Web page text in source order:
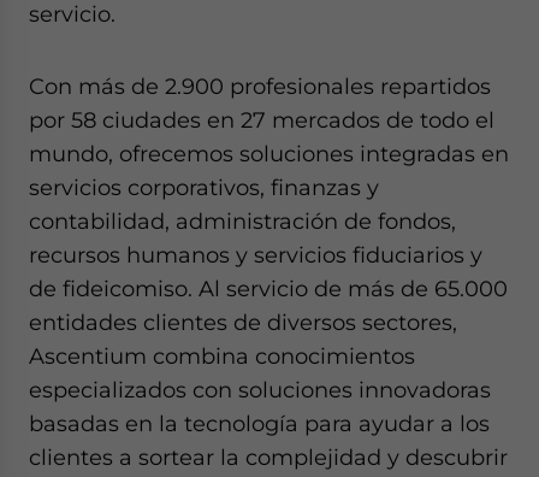
servicio.
Con más de 2.900 profesionales repartidos
por 58 ciudades en 27 mercados de todo el
mundo, ofrecemos soluciones integradas en
servicios corporativos, finanzas y
contabilidad, administración de fondos,
recursos humanos y servicios fiduciarios y
de fideicomiso. Al servicio de más de 65.000
entidades clientes de diversos sectores,
Ascentium combina conocimientos
especializados con soluciones innovadoras
basadas en la tecnología para ayudar a los
clientes a sortear la complejidad y descubrir